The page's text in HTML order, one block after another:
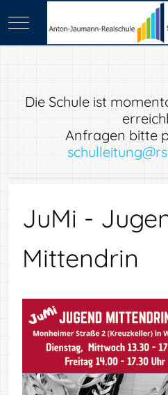
Mobile Menu Toggle
Die Schule ist
Anfragen bitte
JuMi -
Mittendrin